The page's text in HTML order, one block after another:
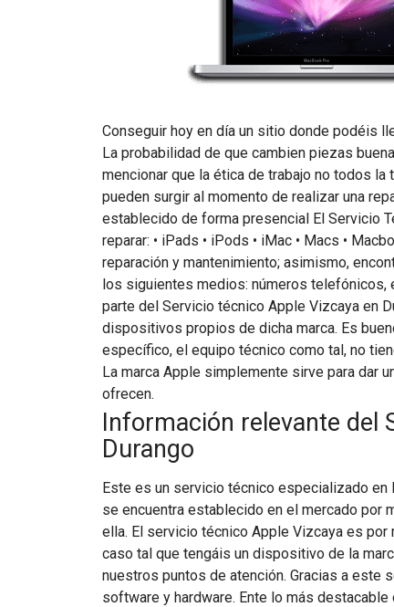
Conseguir hoy en día un sitio donde podéis
La probabilidad de que cambien piezas
mencionar que la ética de trabajo no todos
pueden surgir al momento de realizar una
establecido de forma presencial El Servicio
reparar: • iPads • iPods • iMac • Macs •
reparación y mantenimiento; asimismo,
los siguientes medios: números
parte del Servicio técnico Apple Vizcaya en
dispositivos propios de dicha marca. Es
específico, el equipo técnico como tal, no
La marca Apple simplemente sirve para dar
ofrecen.
Información relevante del
Durango
Este es un servicio técnico especializado
se encuentra establecido en el mercado por
ella. El servicio técnico Apple Vizcaya es por
caso tal que tengáis un dispositivo de la
nuestros puntos de atención. Gracias a este
software y hardware. Ente lo más